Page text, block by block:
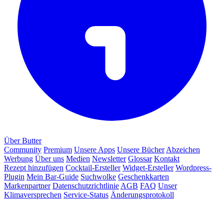
Über Butter
Community Premium Unsere Apps Unsere Bücher Abzeichen
Werbung Über uns Medien Newsletter Glossar Kontakt
Rezept hinzufügen Cocktail-Ersteller Widget-Ersteller Wordpress-
Plugin Mein Bar-Guide Suchwolke Geschenkkarten
Markenpartner Datenschutzrichtlinie AGB FAQ Unser
Klimaversprechen Service-Status Änderungsprotokoll